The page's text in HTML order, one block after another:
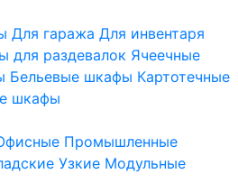
Для гаража Для инвентаря
для раздевалок Ячеечные
Бельевые шкафы Картотечные
шкафы
Промышленные
Узкие Модульные